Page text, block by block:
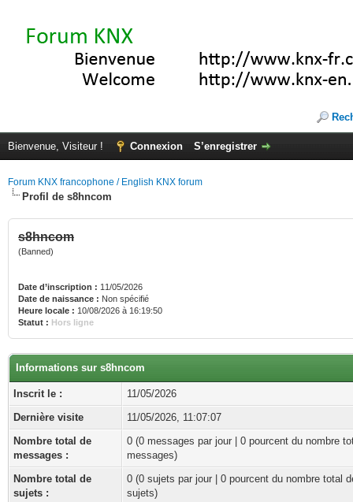
Bienvenue, Visiteur ! Connexion S’enregistrer
Forum KNX francophone / English KNX forum
Profil de s8hncom
s8hncom
(Banned)
Date d’inscription : 11/05/2026
Date de naissance : Non spécifié
Heure locale : 10/08/2026 à 16:19:50
Statut : Hors ligne
Informations sur s8hncom
Inscrit le :
11/05/2026
Dernière visite
11/05/2026, 11:07:07
Nombre total de
messages :
0 (0 messages par jour | 0 pourcent du nombre
messages)
Nombre total de
sujets :
0 (0 sujets par jour | 0 pourcent du nombre total
sujets)